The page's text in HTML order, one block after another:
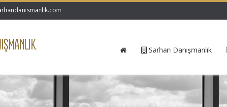
Sarhan Danışmanlık